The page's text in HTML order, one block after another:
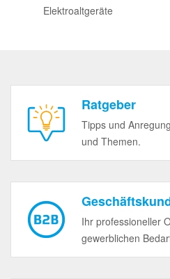
Elektroaltgeräte
Ratgeber
Tipps und
und Themen.
Ihr professioneller
gewerblichen